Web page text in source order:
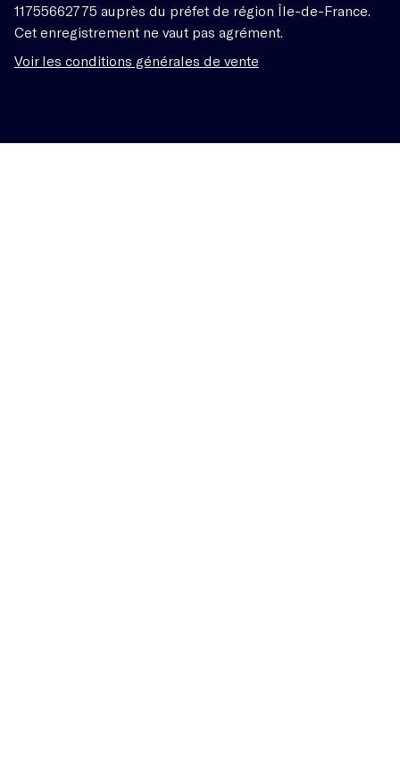
11755662775 auprès du préfet de région Île-de-France.
Cet enregistrement ne vaut pas agrément.
Voir les conditions générales de vente